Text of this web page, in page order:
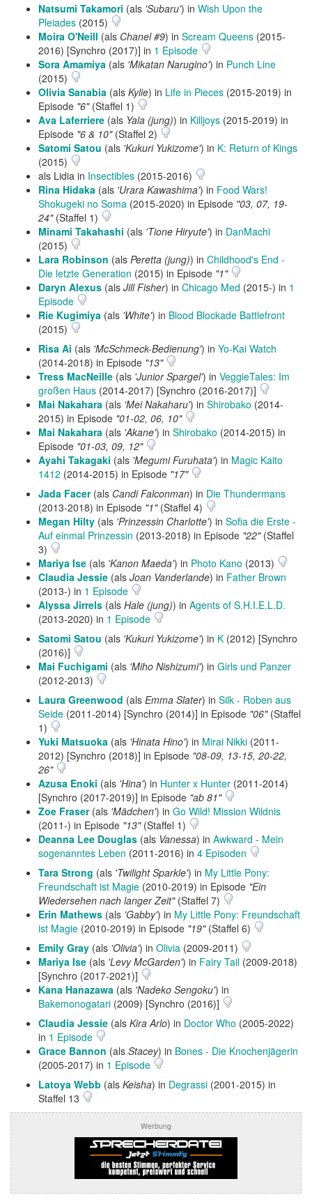
Natsumi Takamori (als 'Subaru') in Wish Upon the
Pleiades (2015)
Moira O'Neill (als Chanel #9) in Scream Queens (2015-
2016) [Synchro (2017)] in 1 Episode
Sora Amamiya (als 'Mikatan Narugino') in Punch Line
(2015)
Olivia Sanabia (als Kylie) in Life in Pieces (2015-2019) in
Episode "6"(Staffel 1)
Ava Laferriere (als Yala (jung)) in Killjoys (2015-2019) in
Episode "6 & 10"(Staffel 2)
Satomi Satou (als 'Kukuri Yukizome') in K: Return of Kings
(2015)
als Lidia in Insectibles (2015-2016)
Rina Hidaka (als 'Urara Kawashima') in Food Wars!
Shokugeki no Soma (2015-2020) in Episode "03, 07, 19-
24"(Staffel 1)
Minami Takahashi (als 'Tione Hiryute') in DanMachi
(2015)
Lara Robinson (als Peretta (jung)) in Childhood's End -
Die letzte Generation (2015) in Episode "1"
Daryn Alexus (als Jill Fisher) in Chicago Med (2015-) in 1
Episode
Rie Kugimiya (als 'White') in Blood Blockade Battlefront
(2015)
Risa Ai (als 'McSchmeck-Bedienung') in Yo-Kai Watch
(2014-2018) in Episode "13"
Tress MacNeille (als 'Junior Spargel') in VeggieTales: Im
großen Haus (2014-2017) [Synchro (2016-2017)]
Mai Nakahara (als 'Mei Nakaharu') in Shirobako (2014-
2015) in Episode "01-02, 06, 10"
Mai Nakahara (als 'Akane') in Shirobako (2014-2015) in
Episode "01-03, 09, 12"
Ayahi Takagaki (als 'Megumi Furuhata') in Magic Kaito
1412 (2014-2015) in Episode "17"
Jada Facer(als Candi Falconman) in Die Thundermans
(2013-2018) in Episode "1"(Staffel 4)
Megan Hilty (als 'Prinzessin Charlotte') in Sofia die Erste -
Auf einmal Prinzessin (2013-2018) in Episode "22"(Staffel
3)
Mariya Ise (als 'Kanon Maeda') in Photo Kano (2013)
Claudia Jessie (als Joan Vanderlande) in Father Brown
(2013-) in 1 Episode
Alyssa Jirrels (als Hale (jung)) in Agents of S.H.I.E.L.D.
(2013-2020) in 1 Episode
Satomi Satou (als 'Kukuri Yukizome') in K (2012) [Synchro
(2016)]
Mai Fuchigami (als 'Miho Nishizumi') in Girls und Panzer
(2012-2013)
Laura Greenwood (als Emma Slater) in Silk - Roben aus
Seide (2011-2014) [Synchro (2014)] in Episode "06"(Staffel
1)
Yuki Matsuoka (als 'Hinata Hino') in Mirai Nikki (2011-
2012) [Synchro (2018)] in Episode "08-09, 13-15, 20-22,
26"
Azusa Enoki (als 'Hina') in Hunter x Hunter (2011-2014)
[Synchro (2017-2019)] in Episode "ab 81"
Zoe Fraser(als 'Mädchen') in Go Wild! Mission Wildnis
(2011-) in Episode "13"(Staffel 1)
Deanna Lee Douglas (als Vanessa) in Awkward - Mein
sogenanntes Leben (2011-2016) in 4 Episoden
Tara Strong (als 'Twilight Sparkle') in My Little Pony:
Freundschaft ist Magie (2010-2019) in Episode "Ein
Wiedersehen nach langer Zeit"(Staffel 7)
Erin Mathews (als 'Gabby') in My Little Pony: Freundschaft
ist Magie (2010-2019) in Episode "19"(Staffel 6)
Emily Gray (als 'Olivia') in Olivia (2009-2011)
Mariya Ise (als 'Levy McGarden') in Fairy Tail (2009-2018)
[Synchro (2017-2021)]
Kana Hanazawa (als 'Nadeko Sengoku') in
Bakemonogatari (2009) [Synchro (2016)]
Claudia Jessie (als Kira Arlo) in Doctor Who (2005-2022)
in 1 Episode
Grace Bannon (als Stacey) in Bones - Die Knochenjägerin
(2005-2017) in 1 Episode
Latoya Webb (als Keisha) in Degrassi (2001-2015) in
Staffel 13
Werbung